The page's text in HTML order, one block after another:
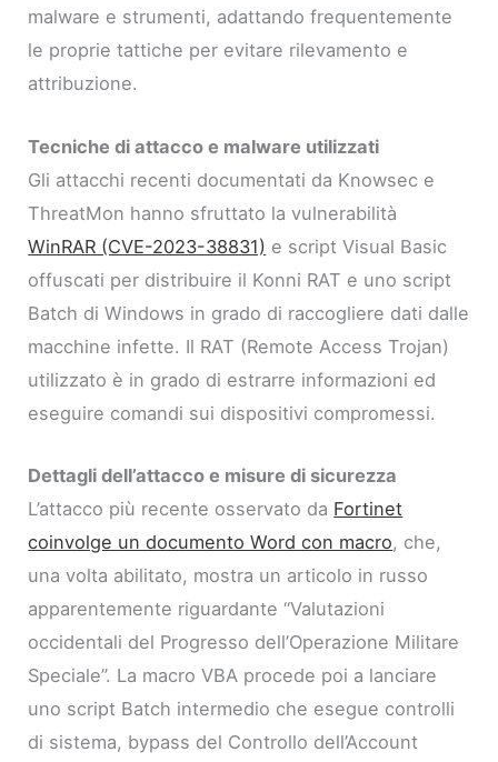
malware e strumenti, adattando frequentemente
le proprie tattiche per evitare rilevamento e
attribuzione.
Tecniche di attacco e malware utilizzati
Gli attacchi recenti documentati da Knowsec e
ThreatMon hanno sfruttato la vulnerabilità
WinRAR (CVE-2023-38831) e script Visual Basic
offuscati per distribuire il Konni RAT e uno script
Batch di Windows in grado di raccogliere dati dalle
macchine infette. Il RAT (Remote Access Trojan)
utilizzato è in grado di estrarre informazioni ed
eseguire comandi sui dispositivi compromessi.
Dettagli dell’attacco e misure di sicurezza
L’attacco più recente osservato da Fortinet
coinvolge un documento Word con macro, che,
una volta abilitato, mostra un articolo in russo
apparentemente riguardante “Valutazioni
occidentali del Progresso dell’Operazione Militare
Speciale”. La macro VBA procede poi a lanciare
uno script Batch intermedio che esegue controlli
di sistema, bypass del Controllo dell’Account